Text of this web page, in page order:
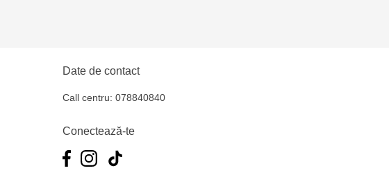
Multistore Telecentru - str. N.
Multistore Soroca - bd. Ștefan cel
Date de contact
Call centru: 078840840
Conectează-te